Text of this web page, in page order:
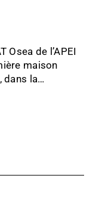
Osea de l’APEI
maison
dans la